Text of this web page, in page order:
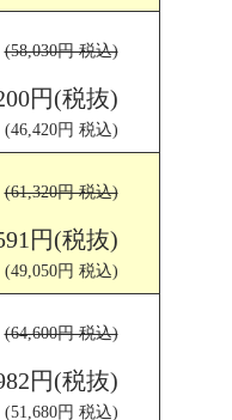
(58,030円 税込)
円(税抜)
(46,420円 税込)
(61,320円 税込)
円(税抜)
(49,050円 税込)
(64,600円 税込)
円(税抜)
(51,680円 税込)